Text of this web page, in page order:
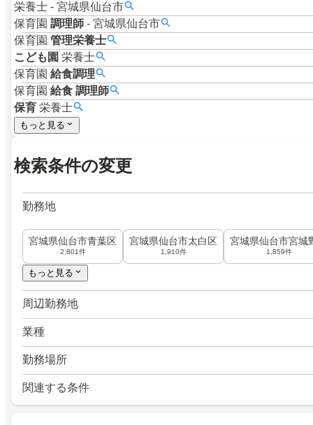
栄養士 - 宮城県仙台市
保育園 調理師 - 宮城県仙台市
保育園 管理栄養士
こども園 栄養士
保育園 給食調理
保育園 給食 調理師
保育 栄養士
もっと見る
検索条件の変更
勤務地
宮城県仙台市青葉区
2,801件
宮城県仙台市太白区
1,910件
宮城県仙台市宮城
1,859件
もっと見る
周辺勤務地
業種
勤務場所
関連する条件